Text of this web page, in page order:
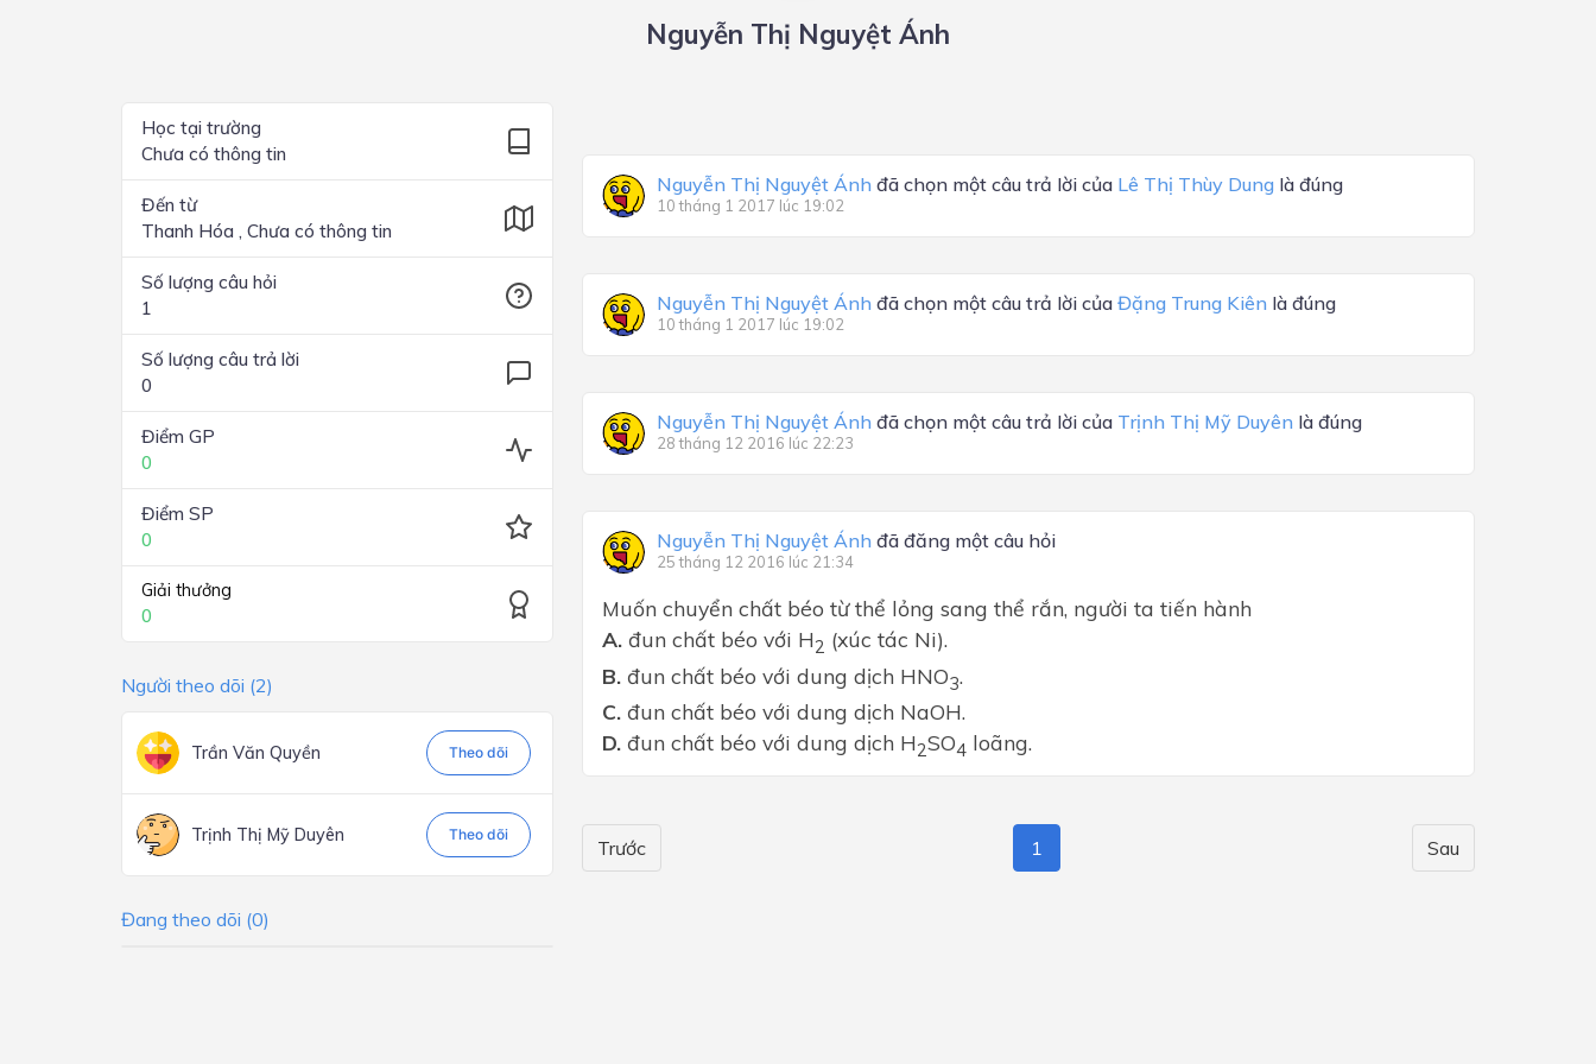
Lớp 2
Nguyễn Thị Nguyệt Ánh
Học tại trường
Chưa có thông tin
Đến từ
Thanh Hóa , Chưa có thông tin
Số lượng câu hỏi
1
Số lượng câu trả lời
0
Điểm GP
0
Điểm SP
0
Giải thưởng
0
Người theo dõi (2)
Trần Văn Quyền Theo dõi
Trịnh Thị Mỹ Duyên Theo dõi
Đang theo dõi (0)
Nguyễn Thị Nguyệt Ánh đã chọn một câu trả lời của Lê Thị Thùy Dung là đúng
10 tháng 1 2017 lúc 19:02
Nguyễn Thị Nguyệt Ánh đã chọn một câu trả lời của Đặng Trung Kiên là đúng
10 tháng 1 2017 lúc 19:02
Nguyễn Thị Nguyệt Ánh đã chọn một câu trả lời của Trịnh Thị Mỹ Duyên là đúng
28 tháng 12 2016 lúc 22:23
Nguyễn Thị Nguyệt Ánh đã đăng một câu hỏi
25 tháng 12 2016 lúc 21:34
Muốn chuyển chất béo từ thể lỏng sang thể rắn, người ta tiến hành
A. đun chất béo với H2 (xúc tác Ni).
B. đun chất béo với dung dịch HNO3.
C. đun chất béo với dung dịch NaOH.
D. đun chất béo với dung dịch H2SO4 loãng.
Trước Sau
1